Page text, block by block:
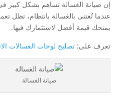
إن صيانة الغسالة تساهم بشكل كبير
عندما تُعتنى بالغسالة بانتظام، تظل
يمنحك قيمة أفضل لاستثمارك فيها.
تعرف على: تصليح لوحات الغسالات
صيانة الغسالة